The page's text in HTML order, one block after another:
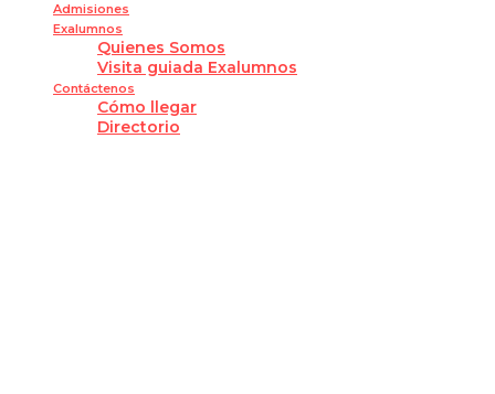
Admisiones
Exalumnos
Quienes Somos
Visita guiada Exalumnos
Contáctenos
Cómo llegar
Directorio